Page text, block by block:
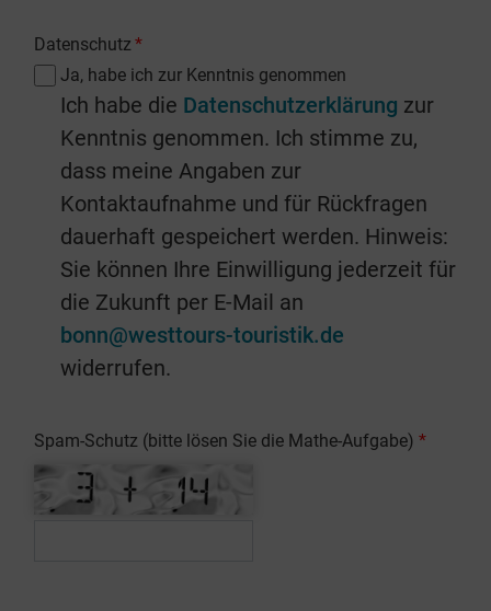
Datenschutz*
Ja, habe ich zur Kenntnis genommen
Ich habe die Datenschutzerklärung zur
Kenntnis genommen. Ich stimme zu,
dass meine Angaben zur
Kontaktaufnahme und für Rückfragen
dauerhaft gespeichert werden. Hinweis:
Sie können Ihre Einwilligung jederzeit für
die Zukunft per E-Mail an
bonn@westtours-touristik.de
widerrufen.
Spam-Schutz (bitte lösen Sie die Mathe-Aufgabe)